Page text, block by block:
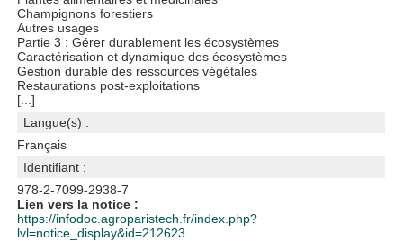
Champignons forestiers
Autres usages
Partie 3 : Gérer durablement les écosystèmes
Caractérisation et dynamique des écosystèmes
Gestion durable des ressources végétales
Restaurations post-exploitations
[...]
Langue(s) :
Français
Identifiant :
978-2-7099-2938-7
Lien vers la notice :
https://infodoc.agroparistech.fr/index.php?
lvl=notice_display&id=212623